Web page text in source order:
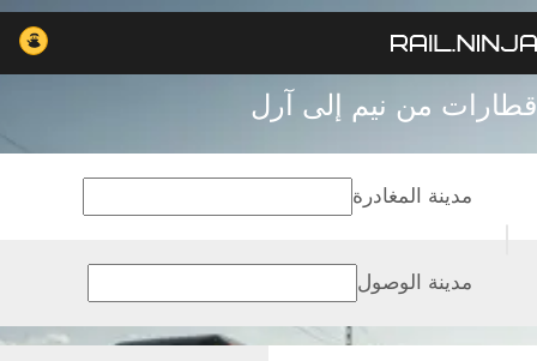
قطارات من نيم إلى آرل
مدينة المغادرة
مدينة الوصول